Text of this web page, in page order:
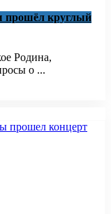
прошёл круглый
Родина,
о ...